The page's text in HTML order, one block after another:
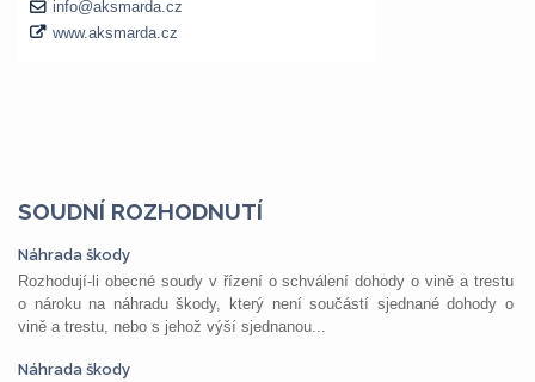
SOUDNÍ ROZHODNUTÍ
Náhrada škody
Rozhodují-li obecné soudy v řízení o schválení dohody o vině a trestu
o nároku na náhradu škody, který není součástí sjednané dohody o
vině a trestu, nebo s jehož výší sjednanou...
Náhrada škody